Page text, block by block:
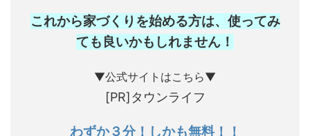
これから家づくりを始める方は、使ってみ
ても良いかもしれません ！
▼公式サイトはこちら▼
[PR]タウンライフ
わずか３分！しかも無料！！